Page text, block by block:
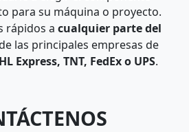
para su máquina o proyecto.
rápidos a cualquier parte del
las principales empresas de
Express, TNT, FedEx o UPS.